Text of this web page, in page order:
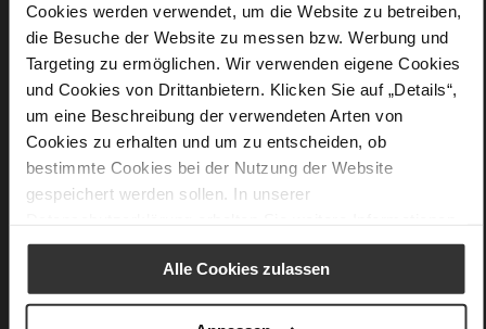
Cookies werden verwendet, um die Website zu betreiben,
die Besuche der Website zu messen bzw. Werbung und
Targeting zu ermöglichen. Wir verwenden eigene Cookies
und Cookies von Drittanbietern. Klicken Sie auf „Details“,
um eine Beschreibung der verwendeten Arten von
Cookies zu erhalten und um zu entscheiden, ob
bestimmte Cookies bei der Nutzung der Website
gespeichert werden sollen. In unserer
Alle Cookies zulassen